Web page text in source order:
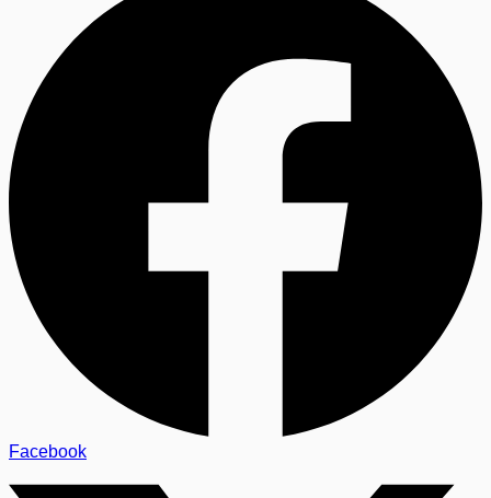
Facebook